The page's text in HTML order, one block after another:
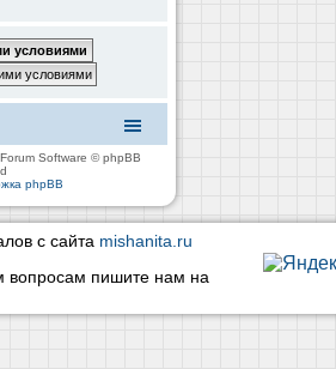
Software © phpBB
phpBB
с сайта mishanita.ru
вопросам пишите нам на